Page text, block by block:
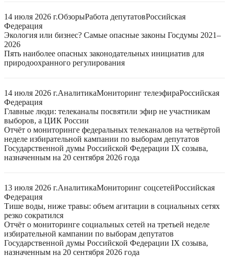
14 июля 2026 г.ОбзорыРабота депутатовРоссийская
Федерация
Экология или бизнес? Самые опасные законы Госдумы 2021–
2026
Пять наиболее опасных законодательных инициатив для
природоохранного регулирования
14 июля 2026 г.АналитикаМониторинг телеэфираРоссийская
Федерация
Главные люди: телеканалы посвятили эфир не участникам
выборов, а ЦИК России
Отчёт о мониторинге федеральных телеканалов на четвёртой
неделе избирательной кампании по выборам депутатов
Государственной думы Российской Федерации IX созыва,
назначенным на 20 сентября 2026 года
13 июля 2026 г.АналитикаМониторинг соцсетейРоссийская
Федерация
Тише воды, ниже травы: объем агитации в социальных сетях
резко сократился
Отчёт о мониторинге социальных сетей на третьей неделе
избирательной кампании по выборам депутатов
Государственной думы Российской Федерации IX созыва,
назначенным на 20 сентября 2026 года